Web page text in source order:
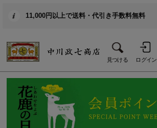
11,000円以上で送料・代引き手数料無料
見つける ログイン